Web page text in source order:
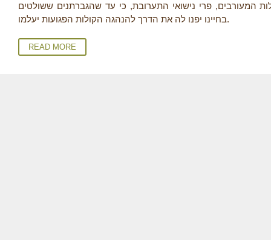
המעורבים, פרי נישואי התערובת, כי עד שהגברתנים ששולטים
בחיינו יפנו לה את הדרך להנהגה הקולות הפגועות יעלמו.
READ MORE